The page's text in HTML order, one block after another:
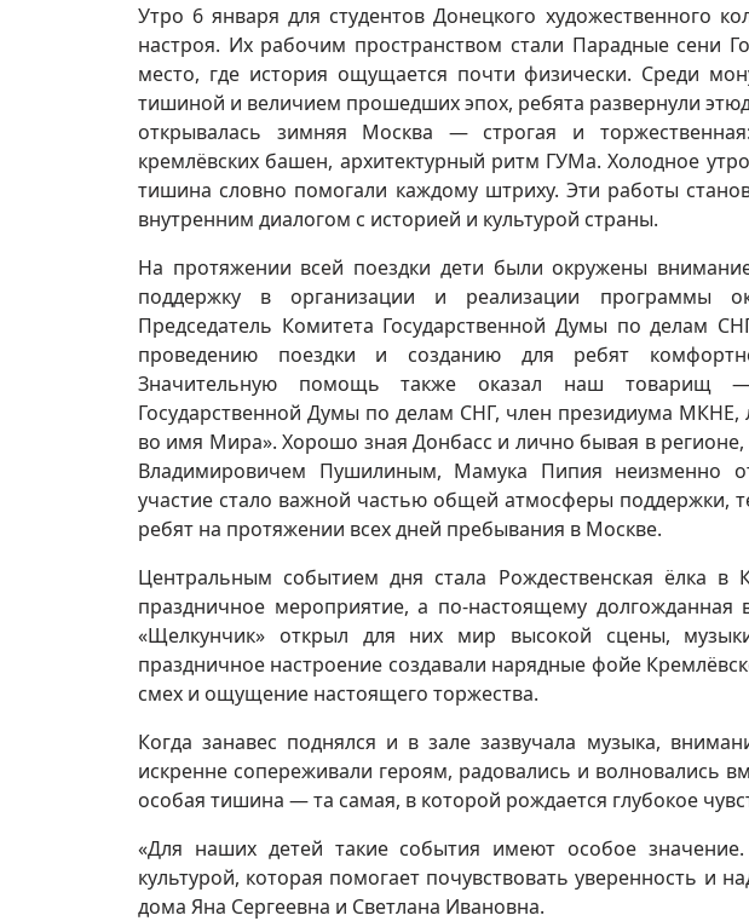
Утро 6 января для студентов Донецкого художественного
настроя. Их рабочим пространством стали Парадные сени
место, где история ощущается почти физически. Среди
тишиной и величием прошедших эпох, ребята развернули
открывалась зимняя Москва — строгая и
кремлёвских башен, архитектурный ритм ГУМа. Холодное
тишина словно помогали каждому штриху. Эти работы
внутренним диалогом с историей и культурой страны.
На протяжении всей поездки дети были окружены
поддержку в организации и реализации программы
Председатель Комитета Государственной Думы по делам
проведению поездки и созданию для ребят
Значительную помощь также оказал наш товарищ
Государственной Думы по делам СНГ, член президиума МКНЕ,
во имя Мира». Хорошо зная Донбасс и лично бывая в
Владимировичем Пушилиным, Мамука Пипия неизменно
участие стало важной частью общей атмосферы поддержки,
ребят на протяжении всех дней пребывания в Москве.
Центральным событием дня стала Рождественская ёлка
праздничное мероприятие, а по-настоящему долгожданная
«Щелкунчик» открыл для них мир высокой сцены,
праздничное настроение создавали нарядные фойе
смех и ощущение настоящего торжества.
Когда занавес поднялся и в зале зазвучала музыка,
искренне сопереживали героям, радовались и волновались
особая тишина — та самая, в которой рождается глубокое
«Для наших детей такие события имеют особое
культурой, которая помогает почувствовать уверенность и
дома Яна Сергеевна и Светлана Ивановна.